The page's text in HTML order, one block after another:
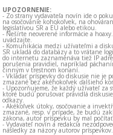
UPOZORNENIE:
- Zo strany vydavateľa novín ide o
na osočovanie kohokoľvek, na
legislatívou SR a EÚ alebo etikou.
- Nešírte neoverené informácie a
uvádzajte.
- Komunikácia medzi užívateľmi a
SR ukladá do databázy a to vrátane
do internetu zaznamenáva tiež IP
porušenia pravidiel, napríklad
činným v trestnom konaní.
- Vkladať príspevky do diskusie nie je
zmazané bez akéhokoľvek ďalšieho
- Upozorňujeme, že každý užívateľ za
ktoré budú porušovať pravidlá
odkazy.
- Akékoľvek útoky, osočovanie a
zmazané, resp. v prípade, že budú
zákona, autor príspevku by mal
- Vydavateľ novín a redakcia
následky za názory autorov príspevkov.